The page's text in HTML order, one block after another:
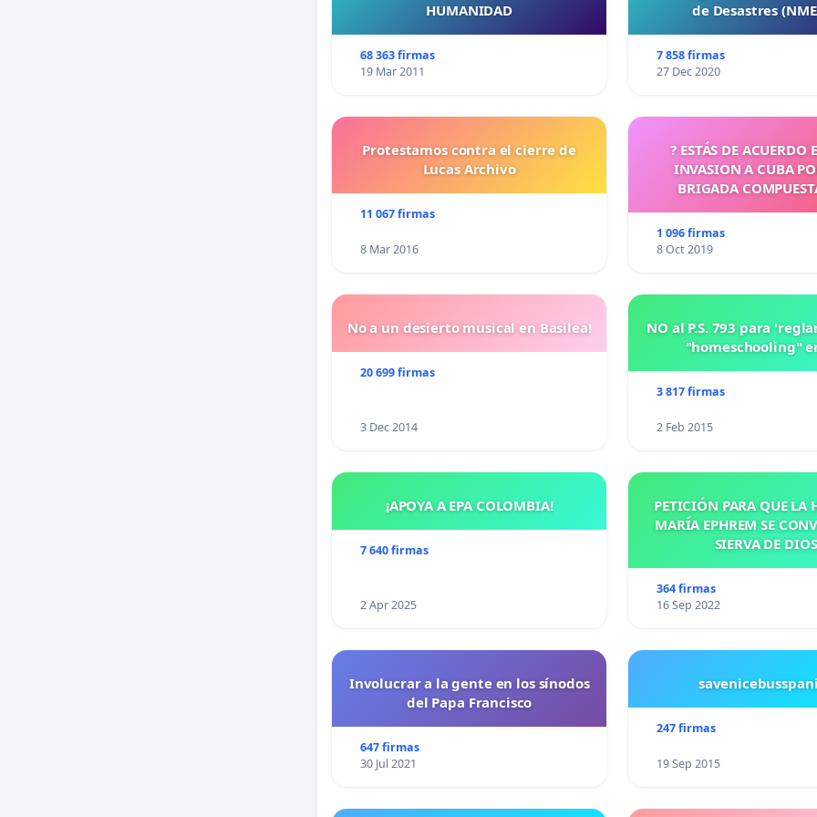
HUMANIDAD
68 363 firmas
19 Mar 2011
de Desastres
7 858 firmas
27 Dec 2020
Protestamos contra el cierre de
Lucas Archivo
11 067 firmas
8 Mar 2016
? ESTÁS DE ACUERDO
INVASION A CUBA
BRIGADA
1 096 firmas
8 Oct 2019
No a un desierto musical en Basilea!
20 699 firmas
3 Dec 2014
NO al P.S. 793 para
"homeschooling"
3 817 firmas
2 Feb 2015
¡APOYA A EPA COLOMBIA!
7 640 firmas
2 Apr 2025
PETICIÓN PARA QUE LA
MARÍA EPHREM SE
SIERVA DE DIOS
364 firmas
16 Sep 2022
Involucrar a la gente en los sínodos
del Papa Francisco
647 firmas
30 Jul 2021
247 firmas
19 Sep 2015